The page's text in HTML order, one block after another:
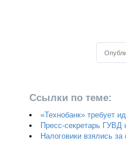
Ссылки по теме:
«Технобанк» требует
Пресс-секретарь ГУВД
Налоговики взялись